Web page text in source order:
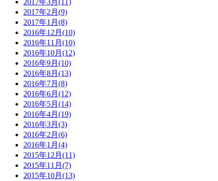
2017年3月(11)
2017年2月(9)
2017年1月(8)
2016年12月(10)
2016年11月(10)
2016年10月(12)
2016年9月(10)
2016年8月(13)
2016年7月(8)
2016年6月(12)
2016年5月(14)
2016年4月(19)
2016年3月(3)
2016年2月(6)
2016年1月(4)
2015年12月(11)
2015年11月(7)
2015年10月(13)